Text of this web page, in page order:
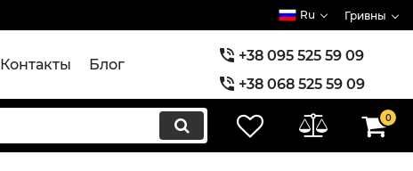
Ru Гривны
Контакты Блог
+38 095 525 59 09
+38 068 525 59 09
+38 073 525 59 09
0